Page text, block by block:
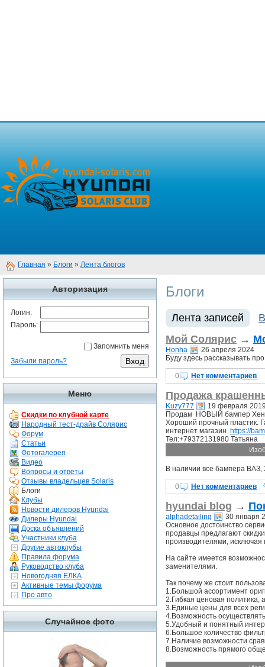
Главная » Блоги » Лента блогов
Авторизация
Логин:
Пароль:
Запомнить меня
Забыли пароль?
Меню
Скидки по клубной карте
Народный тест-драйв Солярис
Форум
Статьи
Фотогалерея
Видео
Вопросы и ответы
Отзывы владельцев Solaris
Блоги
Клубы
Новости дилеров Hyundai
Дилеры Hyundai
Доска объявлений
Участники клуба
Другие автоклубы
Правила форума
Руководство клуба
Новогодняя ЁЛКА
Активные темы форума
Про авто
Случайное фото
Блоги
Лента записей
Мой Солярис →
Honha
26 апреля 2024
Буду здесь рассказывать
0 Нет комментариев
Продажа
Kuzy777
19 февраля
Продам НОВЫЙ бампер
Хороший прочный пластик.
интернет магазин https://
Тел:+79372131980 Татьяна
В наличии все бампера
0 Нет комментариев
hyundai blog →
alphadetailing
30 января
Основное достоинство
продавцы предлагают
производителями, исключая
На сайте имеется
заменителями.
Так почему же стоит
1.Большой ассортимент
2.Гибкая ценовая политика,
3.Единые цены для всех
4.Возможность
5.Удобный и понятный
6.Большое количество
7.Наличие возможности
8.Возможность прямого